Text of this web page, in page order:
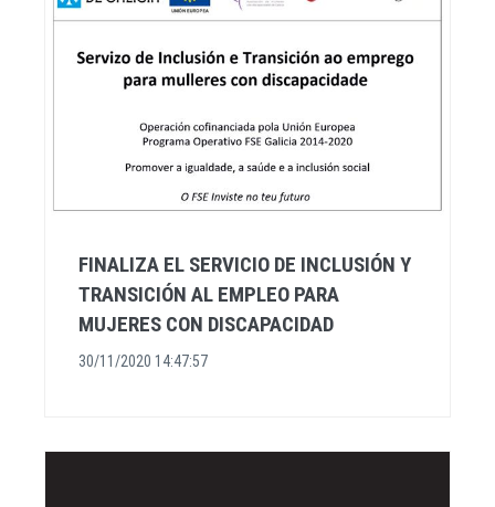
FINALIZA EL SERVICIO DE INCLUSIÓN Y
TRANSICIÓN AL EMPLEO PARA
MUJERES CON DISCAPACIDAD
30/11/2020 14:47:57